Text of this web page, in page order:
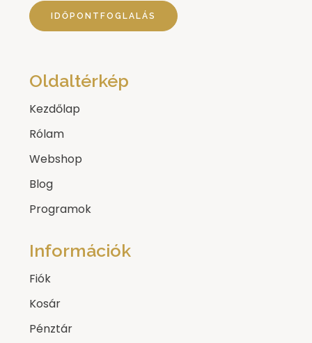
IDŐPONTFOGLALÁS
Oldaltérkép
Kezdőlap
Rólam
Webshop
Blog
Programok
Információk
Fiók
Kosár
Pénztár